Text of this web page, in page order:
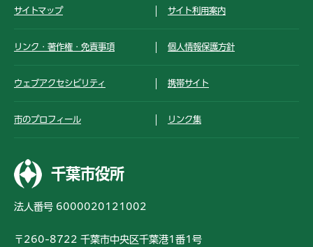
サイトマップ サイト利用案内
リンク・著作権・免責事項 個人情報保護方針
ウェブアクセシビリティ 携帯サイト
市のプロフィール リンク集
千葉市役所
法人番号 6000020121002
〒260-8722 千葉市中央区千葉港1番1号